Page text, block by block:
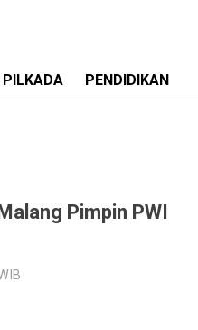
PENDIDIKAN
Pimpin PWI